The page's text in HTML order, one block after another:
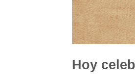
Hoy